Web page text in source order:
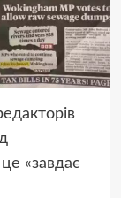
«завдає